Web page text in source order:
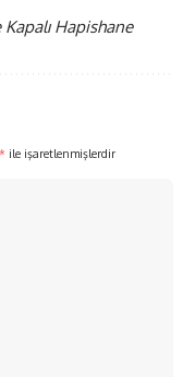
Hapishane
* ile işaretlenmişlerdir